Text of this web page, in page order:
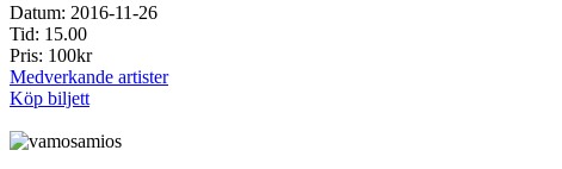
Datum: 2016-11-26
Tid: 15.00
Pris: 100kr
Medverkande artister
Köp biljett